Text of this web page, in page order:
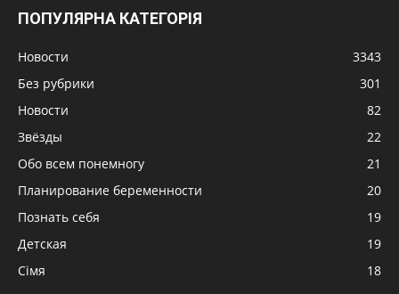
ПОПУЛЯРНА КАТЕГОРІЯ
Новости
3343
Без рубрики
301
Новости
82
Звёзды
22
Обо всем понемногу
21
Планирование беременности
20
Познать себя
19
Детская
19
Сімя
18